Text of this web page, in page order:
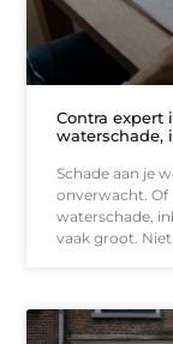
Contra expert
waterschade,
Schade aan je
onverwacht. Of
waterschade,
vaak groot. Niet